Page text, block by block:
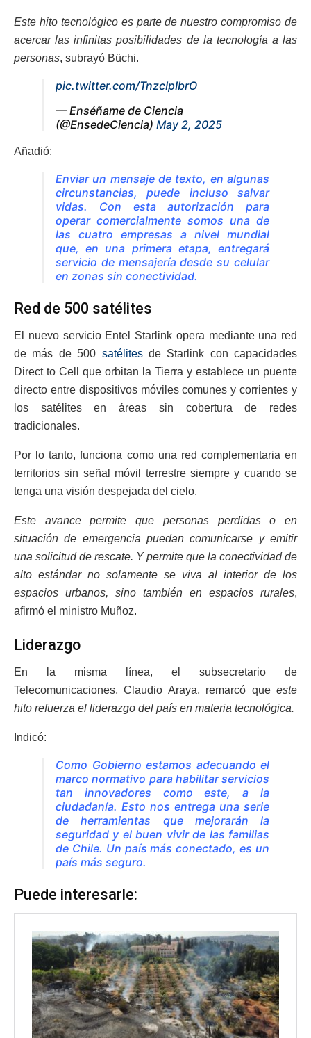
Este hito tecnológico es parte de nuestro compromiso de
acercar las infinitas posibilidades de la tecnología a las
personas, subrayó Büchi.
pic.twitter.com/TnzcIpIbrO
— Enséñame de Ciencia
(@EnsedeCiencia) May 2, 2025
Añadió:
Enviar un mensaje de texto, en algunas
circunstancias, puede incluso salvar
vidas. Con esta autorización para
operar comercialmente somos una de
las cuatro empresas a nivel mundial
que, en una primera etapa, entregará
servicio de mensajería desde su celular
en zonas sin conectividad.
Red de 500 satélites
El nuevo servicio Entel Starlink opera mediante una red
de más de 500 satélitesde Starlink con capacidades
Direct to Cell que orbitan la Tierra y establece un puente
directo entre dispositivos móviles comunes y corrientes y
los satélites en áreas sin cobertura de redes
tradicionales.
Por lo tanto, funciona como una red complementaria en
territorios sin señal móvil terrestre siempre y cuando se
tenga una visión despejada del cielo.
Este avance permite que personas perdidas o en
situación de emergencia puedan comunicarse y emitir
una solicitud de rescate. Y permite que la conectividad de
alto estándar no solamente se viva al interior de los
espacios urbanos, sino también en espacios rurales,
afirmó el ministro Muñoz.
Liderazgo
En la misma línea, el subsecretario de
Telecomunicaciones, Claudio Araya, remarcó que este
hito refuerza el liderazgo del país en materia tecnológica.
Indicó:
Como Gobierno estamos adecuando el
marco normativo para habilitar servicios
tan innovadores como este, a la
ciudadanía. Esto nos entrega una serie
de herramientas que mejorarán la
seguridad y el buen vivir de las familias
de Chile. Un país más conectado, es un
país más seguro.
Puede interesarle: